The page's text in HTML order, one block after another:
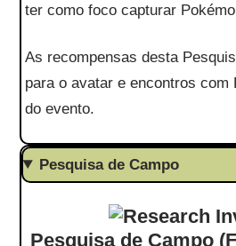
ter como foco capturar
As recompensas desta
para o avatar e encontros com
do evento.
Pesquisa de Campo
Pesquisa de Campo